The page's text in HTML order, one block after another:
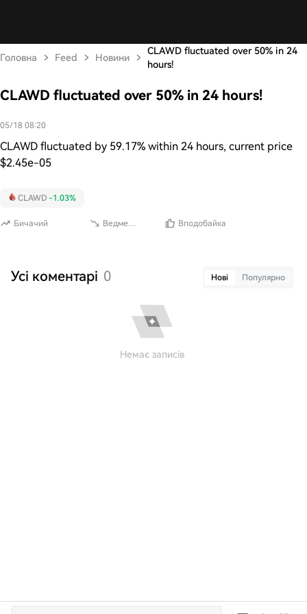
Головна Feed Новини
CLAWD fluctuated over 50% in 24
hours!
CLAWD fluctuated over 50% in 24 hours!
05/18 08:20
CLAWD fluctuated by 59.17% within 24 hours, current price
$2.45e-05
Бичачий Ведмежий Вподобайка
CLAWD -1.03%
Усі коментарі 0 Нові Популярно
Немає записів